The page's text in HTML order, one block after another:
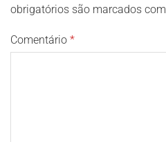
obrigatórios são marcados com
Comentário *